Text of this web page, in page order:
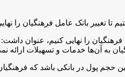
بانک عامل فرهنگیان را
فرهنگیان را نهایی کنیم،
به آن‌ها خدمات و تسهیلات ارائه
پول در بانکی باشد که